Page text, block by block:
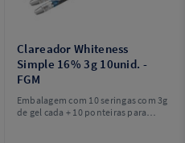
Clareador Whiteness
Simple 16% 3g 10unid. -
FGM
Embalagem com 10 seringas com 3g
de gel cada + 10 ponteiras para